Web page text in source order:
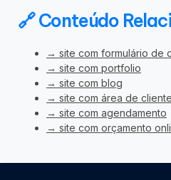
🔗 Conteúdo
→ site com formulário de
→ site com portfolio
→ site com blog
→ site com área de cliente
→ site com agendamento
→ site com orçamento